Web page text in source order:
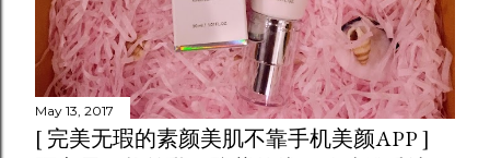
May 13, 2017
[ 完美无瑕的素颜美肌不靠手机美颜APP ]